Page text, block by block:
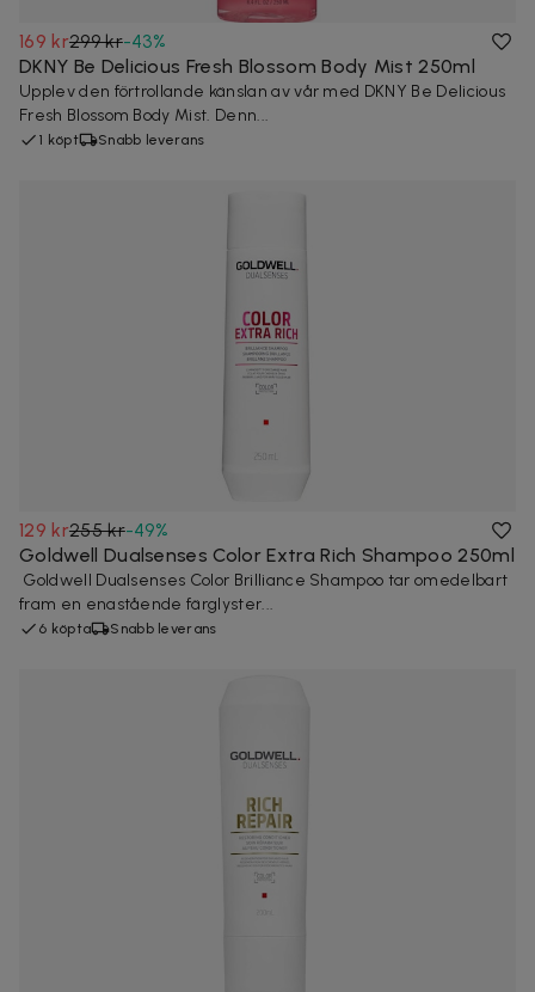
169 kr299 kr-43%
DKNY Be Delicious Fresh Blossom Body Mist 250ml
Upplev den förtrollande känslan av vår med DKNY Be Delicious
Fresh Blossom Body Mist. Denn...
1 köpt Snabb leverans
129 kr255 kr-49%
Goldwell Dualsenses Color Extra Rich Shampoo 250ml
Goldwell Dualsenses Color Brilliance Shampoo tar omedelbart
fram en enastående färglyster...
6 köpta Snabb leverans